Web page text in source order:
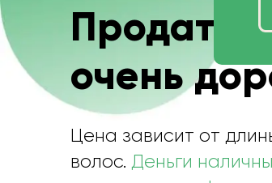
Продать
очень
Цена зависит от
волос. Деньги